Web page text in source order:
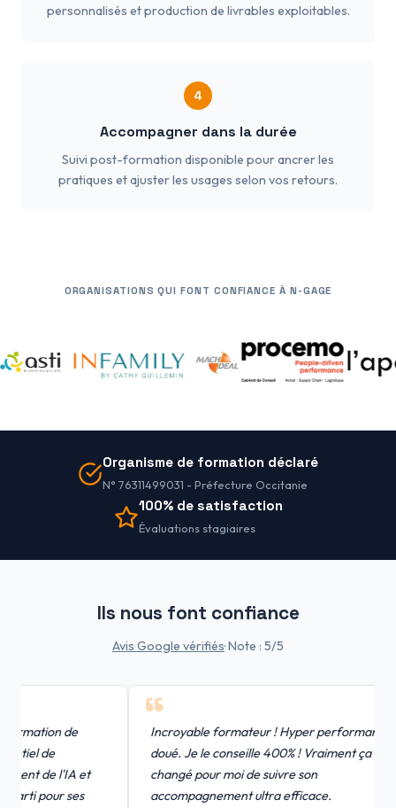
personnalisés et production de livrables exploitables.
4
Accompagner dans la durée
Suivi post-formation disponible pour ancrer les
pratiques et ajuster les usages selon vos retours.
ORGANISATIONS QUI FONT CONFIANCE À N-GAGE
Organisme de formation déclaré
N° 76311499031 - Préfecture Occitanie
100% de satisfaction
Évaluations stagiaires
Ils nous font confiance
Avis Google vérifiés· Note : 5/5
de
de l'IA et
ses
Incroyable formateur ! Hyper performant et
doué. Je le conseille 400% ! Vraiment ça a tout
changé pour moi de suivre son
accompagnement ultra efficace.